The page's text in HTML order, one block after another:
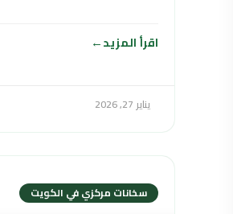
اقرأ المزيد
يناير 27, 2026
سخانات مركزي في الكويت